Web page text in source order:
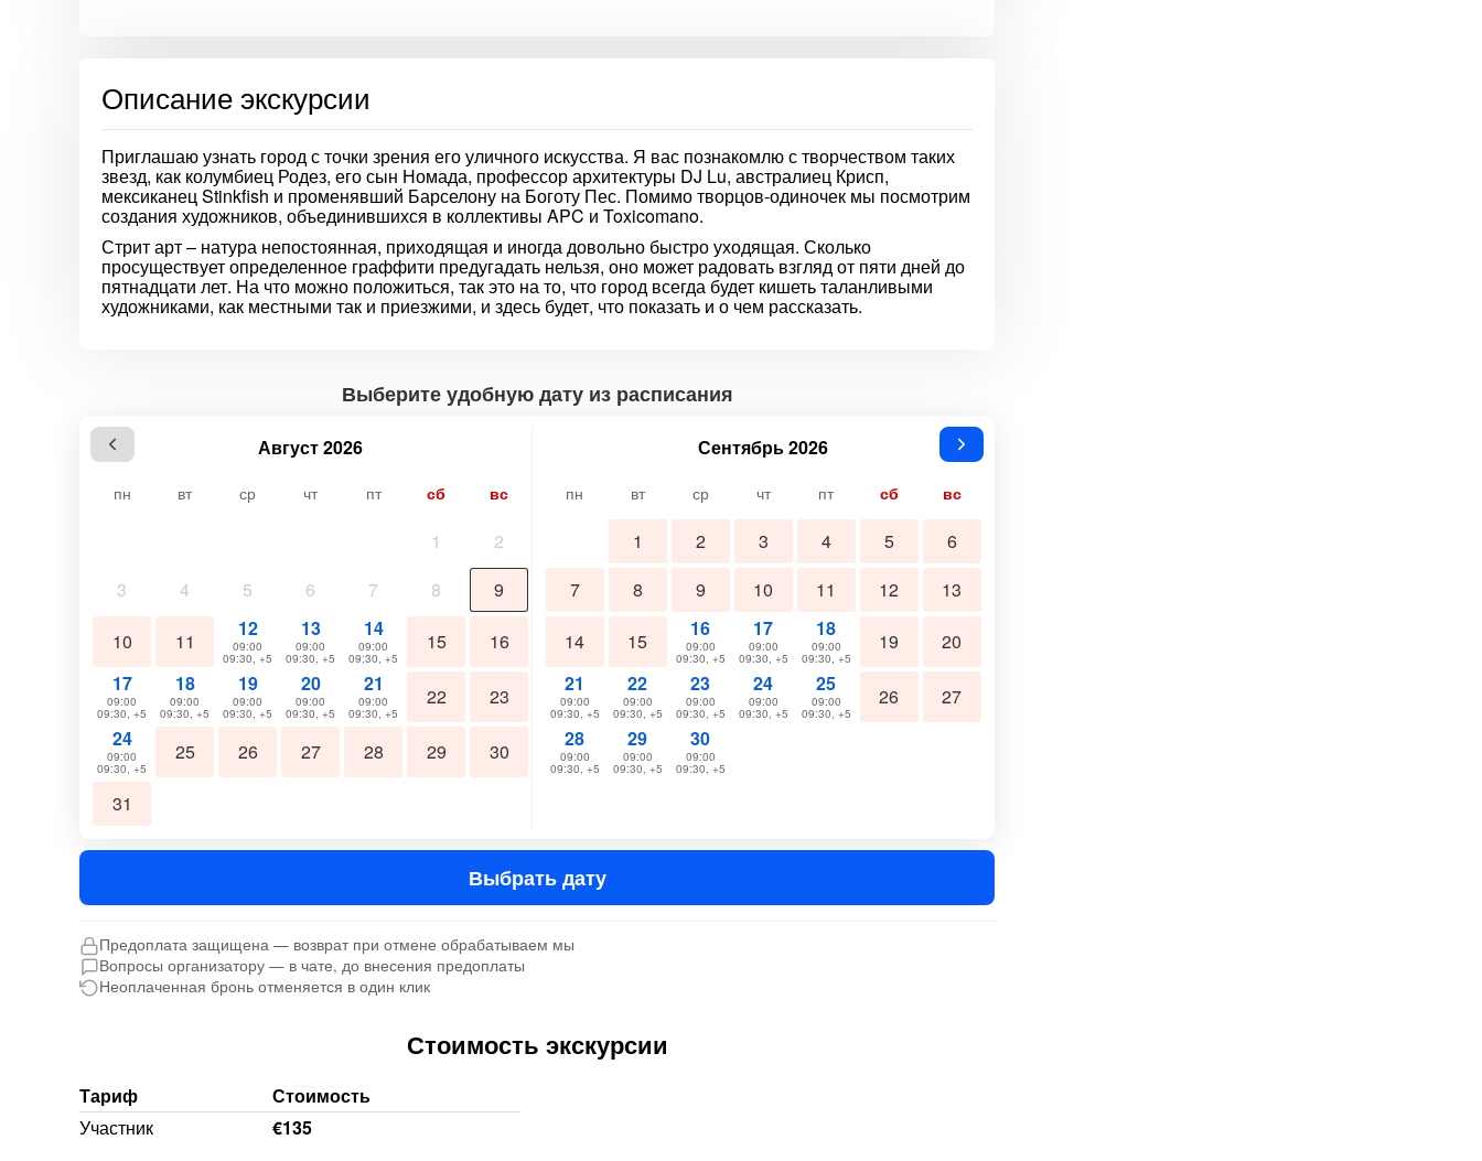
Описание экскурсии
Приглашаю узнать город с точки зрения его уличного искусства. Я вас познакомлю с творчеством таких
звезд, как колумбиец Родез, его сын Номада, профессор архитектуры DJ Lu, австралиец Крисп,
мексиканец Stinkfish и променявший Барселону на Боготу Пес. Помимо творцов-одиночек мы посмотрим
создания художников, объединившихся в коллективы APC и Toxicomano.
Стрит арт – натура непостоянная, приходящая и иногда довольно быстро уходящая. Сколько
просуществует определенное граффити предугадать нельзя, оно может радовать взгляд от пяти дней до
пятнадцати лет. На что можно положиться, так это на то, что город всегда будет кишеть таланливыми
художниками, как местными так и приезжими, и здесь будет, что показать и о чем рассказать.
Выберите удобную дату из расписания
Август 2026
пн вт ср чт пт сб вс
1
2
3
4 5 6 7 8 9
10 11
12
09:00
09:30, +5
13
09:00
09:30, +5
14
09:00
09:30, +5
15
16
17
09:00
09:30, +5
18
09:00
09:30, +5
19
09:00
09:30, +5
20
09:00
09:30, +5
21
09:00
09:30, +5
22
23
24
09:00
09:30, +5
25 26 27 28 29 30
31
Сентябрь 2026
пн вт ср чт пт сб вс
1 2 3 4 5
6
7
8 9 10 11 12 13
14 15
16
09:00
09:30, +5
17
09:00
09:30, +5
18
09:00
09:30, +5
19
20
21
09:00
09:30, +5
22
09:00
09:30, +5
23
09:00
09:30, +5
24
09:00
09:30, +5
25
09:00
09:30, +5
26
27
28
09:00
09:30, +5
29
09:00
09:30, +5
30
09:00
09:30, +5
Выбрать дату
Предоплата защищена — возврат при отмене обрабатываем мы
Вопросы организатору — в чате, до внесения предоплаты
Неоплаченная бронь отменяется в один клик
Стоимость экскурсии
Тариф
Стоимость
Участник
€135